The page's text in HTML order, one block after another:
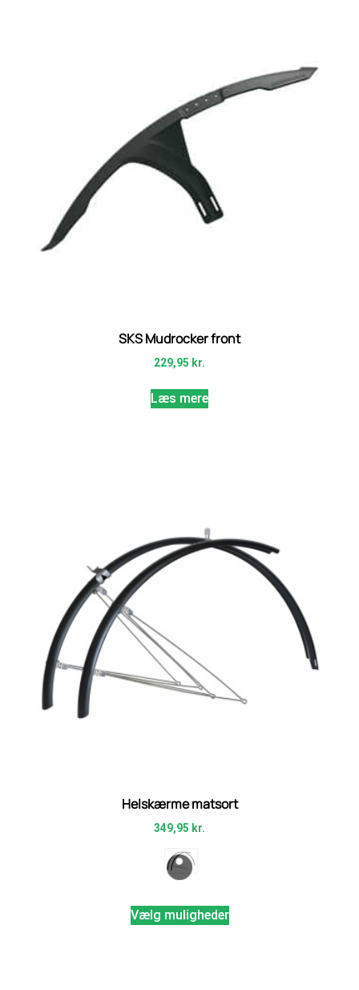
SKS Mudrocker front
229,95 kr.
Læs mere
Helskærme matsort
349,95 kr.
Vælg muligheder